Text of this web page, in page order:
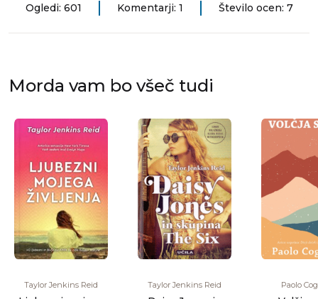
Ogledi: 601 Komentarji: 1 Število ocen: 7
Morda vam bo všeč tudi
Taylor Jenkins Reid Taylor Jenkins Reid Paolo